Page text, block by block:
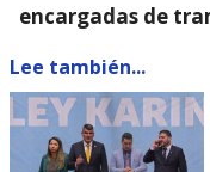
encargadas de
Lee también...